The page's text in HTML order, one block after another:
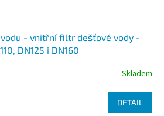
- vnitřní filtr dešťové vody -
DN125 i DN160
Skladem
DETAIL